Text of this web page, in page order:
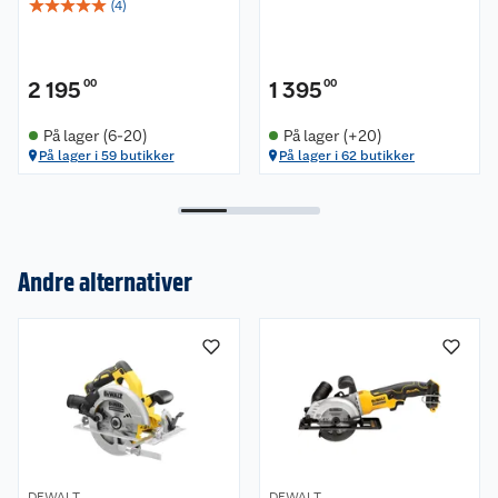
☆☆☆☆☆ (4)
2 195 00
På lager (6-20)
På lager i 59 butikker
1 395 00
På lager (+20)
På lager i 62 butikker
Andre alternativer
Kundeservice
Butikker
Våre merkevarer